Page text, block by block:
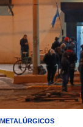
METALÚRGICOS